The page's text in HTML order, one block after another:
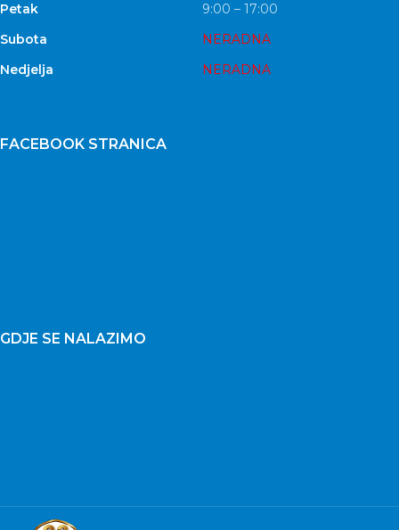
Petak
9:00 – 17:00
Subota
NERADNA
Nedjelja
NERADNA
FACEBOOK STRANICA
GDJE SE NALAZIMO